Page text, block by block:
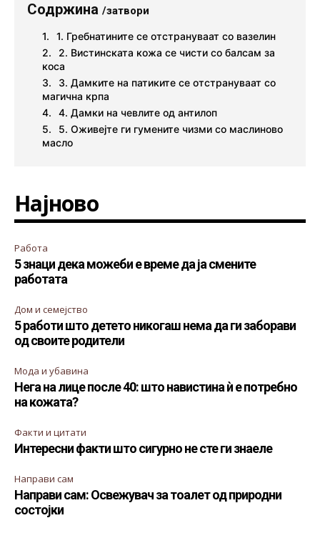
Содржина /затвори
1. Гребнатините се отстрануваат со вазелин
2. Вистинската кожа се чисти со балсам за
коса
3. Дамките на патиките се отстрануваат со
магична крпа
4. Дамки на чевлите од антилоп
5. Оживејте ги гумените чизми со маслиново
масло
Најново
Работа
5 знаци дека можеби е време да ја смените
работата
Дом и семејство
5 работи што детето никогаш нема да ги заборави
од своите родители
Мода и убавина
Нега на лице после 40: што навистина ѝ е потребно
на кожата?
Факти и цитати
Интересни факти што сигурно не сте ги знаеле
Направи сам
Направи сам: Освежувач за тоалет од природни
состојки